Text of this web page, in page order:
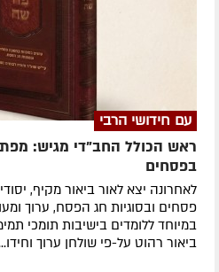
עם חידושי הרבי
ראש הכולל החב"די מגיש:
בפסחים
לאחרונה ​יצא לאור ביאור מקיף,
פסחים ובסוגיות חג הפסח, ערוך
במיוחד ללומדים בישיבות תומכי
ביאור רהוט על-פי שולחן ערוך וחידו...